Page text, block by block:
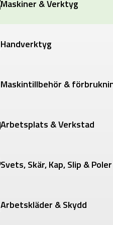
Maskiner & Verktyg
Handverktyg
Maskintillbehör &
Arbetsplats & Verkstad
Svets, Skär, Kap, Slip & Poler
Arbetskläder & Skydd